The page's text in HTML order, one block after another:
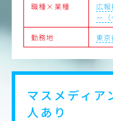
職種×業種
広
ー（
勤務地
東京
マスメディア
人あり